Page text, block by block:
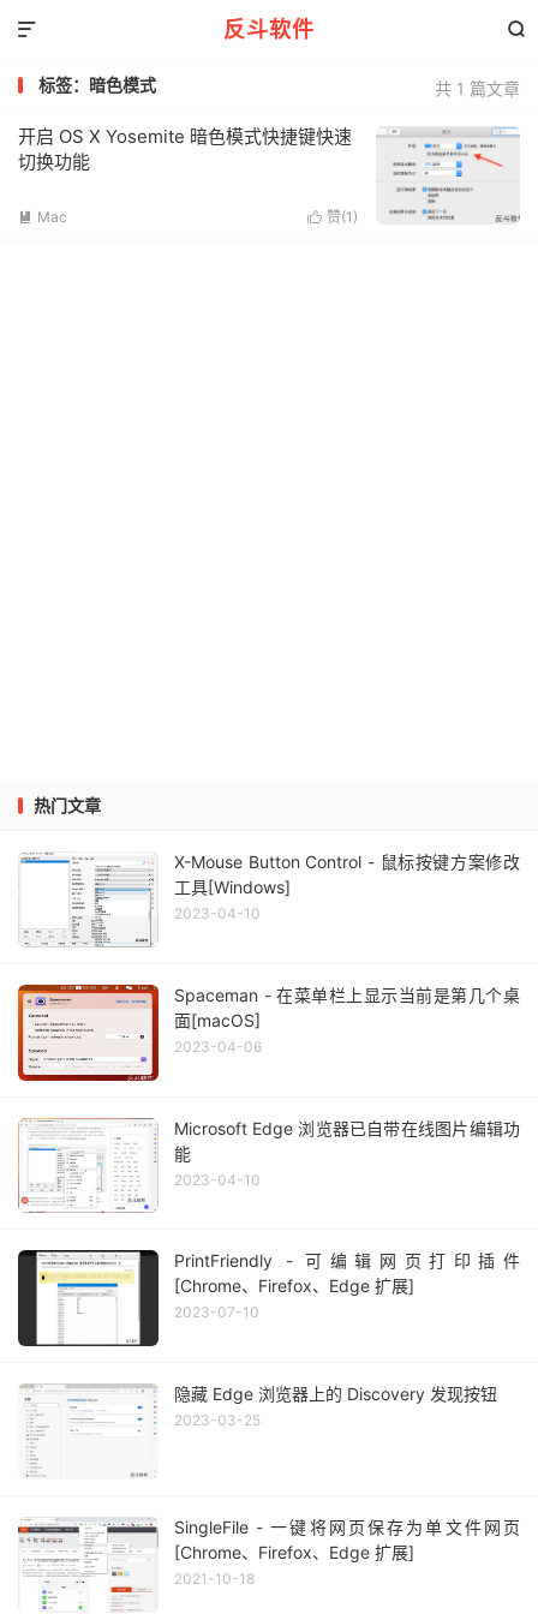
反斗软件 

共 1 篇文章
标签：暗色模式
开启 OS X Yosemite 暗色模式快捷键快速
切换功能
 赞(1 )
 Mac
热门文章
X-Mouse Button Control - 鼠标按键方案修改
工具[Windows]
2023-04-10
Spaceman - 在菜单栏上显示当前是第几个桌
面[macOS]
2023-04-06
Microsoft Edge 浏览器已自带在线图片编辑功
能
2023-04-10
PrintFriendly - 可编辑网页打印插件
[Chrome、Firefox、Edge 扩展]
2023-07-10
隐藏 Edge 浏览器上的 Discovery 发现按钮
2023-03-25
SingleFile - 一键将网页保存为单文件网页
[Chrome、Firefox、Edge 扩展]
2021-10-18